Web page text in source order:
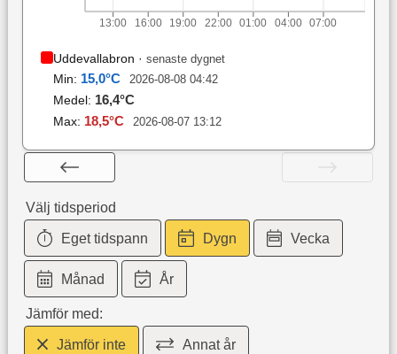
13:00 16:00 19:00 22:00 01:00 04:00 07:00
Uddevallabron · senaste dygnet
Min: 15,0°C 2026-08-08 04:42
Medel: 16,4°C
Max: 18,5°C 2026-08-07 13:12
Välj tidsperiod
Eget tidspann Dygn Vecka
Månad År
Jämför med:
Jämför inte Annat år